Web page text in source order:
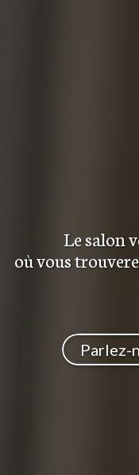
Le salon
où vous
Parlez-